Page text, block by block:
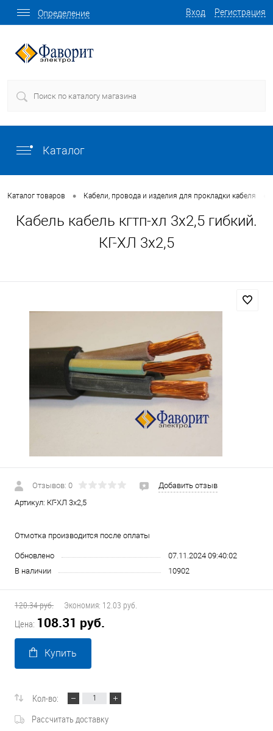
Вход Регистрация
Определение
Каталог
Каталог товаров • Кабели, провода и изделия для прокладки кабеля
Кабель кабель кгтп-хл 3х2,5 гибкий.
КГ-ХЛ 3х2,5
Отзывов: 0
Добавить отзыв
Артикул: КГ-ХЛ 3х2,5
Отмотка производится после оплаты
Обновлено
07.11.2024 09:40:02
В наличии
10902
120.34 руб. Экономия: 12.03 руб.
Цена: 108.31 руб.
Купить
Кол-во:
Рассчитать доставку